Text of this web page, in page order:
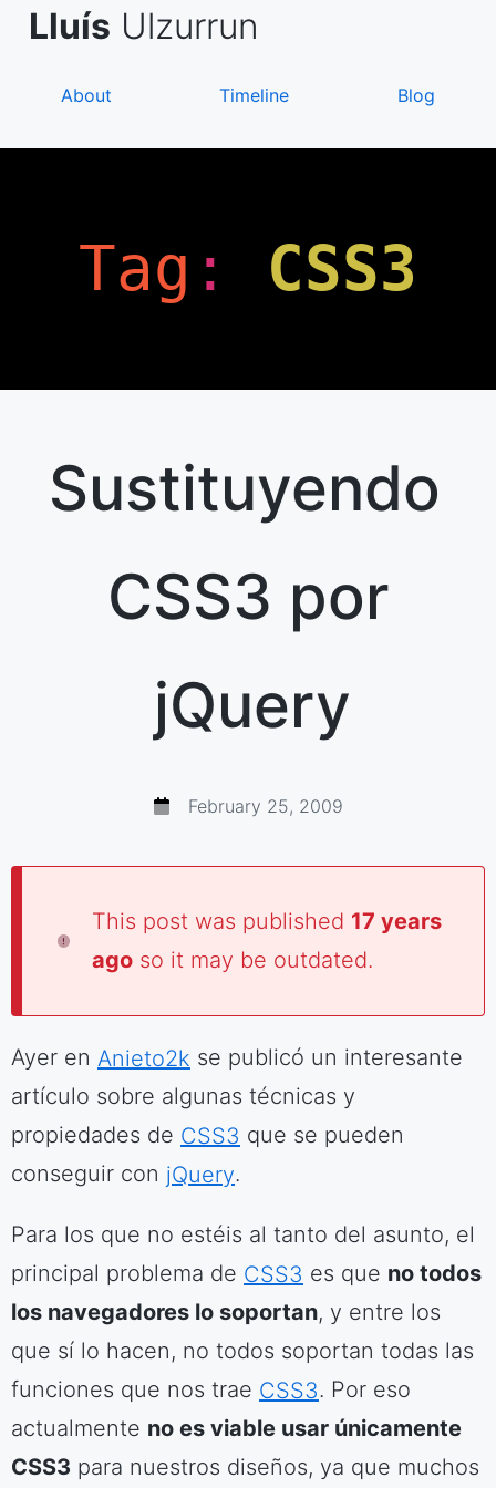
SkipLluís Ulzurrun
About Timeline Blog
Tag : CSS3
Sustituyendo
CSS3 por
jQuery
February 25, 2009
This post was published 17 years
ago so it may be outdated.
Ayer en Anieto2k se publicó un interesante
artículo sobre algunas técnicas y
propiedades de CSS3 que se pueden
conseguir con jQuery.
Para los que no estéis al tanto del asunto, el
principal problema de CSS3 es que no todos
los navegadores lo soportan, y entre los
que sí lo hacen, no todos soportan todas las
funciones que nos trae CSS3. Por eso
actualmente no es viable usar únicamente
CSS3 para nuestros diseños, ya que muchos